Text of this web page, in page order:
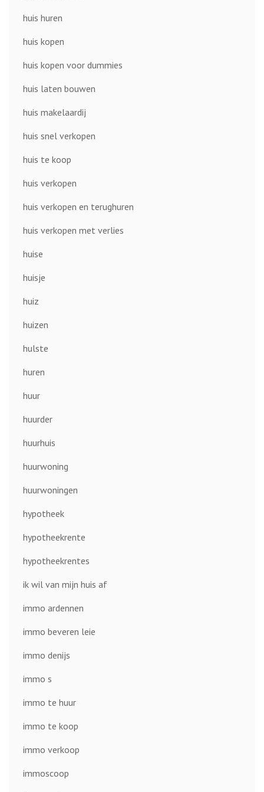
huis huren
huis kopen
huis kopen voor dummies
huis laten bouwen
huis makelaardij
huis snel verkopen
huis te koop
huis verkopen
huis verkopen en terughuren
huis verkopen met verlies
huise
huisje
huiz
huizen
hulste
huren
huur
huurder
huurhuis
huurwoning
huurwoningen
hypotheek
hypotheekrente
hypotheekrentes
ik wil van mijn huis af
immo ardennen
immo beveren leie
immo denijs
immo s
immo te huur
immo te koop
immo verkoop
immoscoop